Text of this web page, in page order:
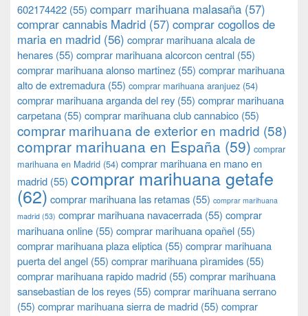
602174422 (55) comparr marihuana malasaña (57)
comprar cannabis Madrid (57) comprar cogollos de
maria en madrid (56) comprar marihuana alcala de
henares (55) comprar marihuana alcorcon central (55)
comprar marihuana alonso martinez (55) comprar marihuana
alto de extremadura (55) comprar marihuana aranjuez (54)
comprar marihuana arganda del rey (55) comprar marihuana
carpetana (55) comprar marihuana club cannabico (55)
comprar marihuana de exterior en madrid (58)
comprar marihuana en España (59) comprar
marihuana en Madrid (54) comprar marihuana en mano en
madrid (55) comprar marihuana getafe
(62) comprar marihuana las retamas (55) comprar marihuana
madrid (53) comprar marihuana navacerrada (55) comprar
marihuana online (55) comprar marihuana opañel (55)
comprar marihuana plaza eliptica (55) comprar marihuana
puerta del angel (55) comprar marihuana pìramides (55)
comprar marihuana rapido madrid (55) comprar marihuana
sansebastian de los reyes (55) comprar marihuana serrano
(55) comprar marihuana sierra de madrid (55) comprar